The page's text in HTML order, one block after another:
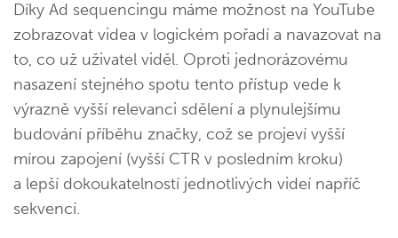
Díky Ad sequencingu máme možnost na YouTube
zobrazovat videa v logickém pořadí a navazovat na
to, co už uživatel viděl. Oproti jednorázovému
nasazení stejného spotu tento přístup vede k
výrazně vyšší relevanci sdělení a plynulejšímu
budování příběhu značky, což se projeví vyšší
mírou zapojení (vyšší CTR v posledním kroku)
a lepší dokoukatelností jednotlivých videí napříč
sekvencí.